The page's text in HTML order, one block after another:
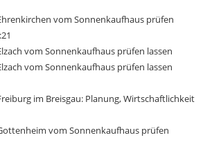
vom Sonnenkaufhaus prüfen
vom Sonnenkaufhaus prüfen lassen
vom Sonnenkaufhaus prüfen lassen
im Breisgau: Planung, Wirtschaftlichkeit
vom Sonnenkaufhaus prüfen